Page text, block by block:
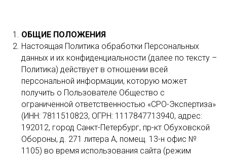
ОБЩИЕ ПОЛОЖЕНИЯ
Настоящая Политика обработки Персональных
данных и их конфиденциальности (далее по тексту –
Политика) действует в отношении всей
персональной информации, которую может
получить о Пользователе Общество с
ограниченной ответственностью «СРО-Экспертиза»
(ИНН: 7811510823, ОГРН: 1117847713940, адрес:
192012, город Санкт-Петербург, пр-кт Обуховской
Обороны, д. 271 литера А, помещ. 13-н офис №
1105) во время использования сайта (режим